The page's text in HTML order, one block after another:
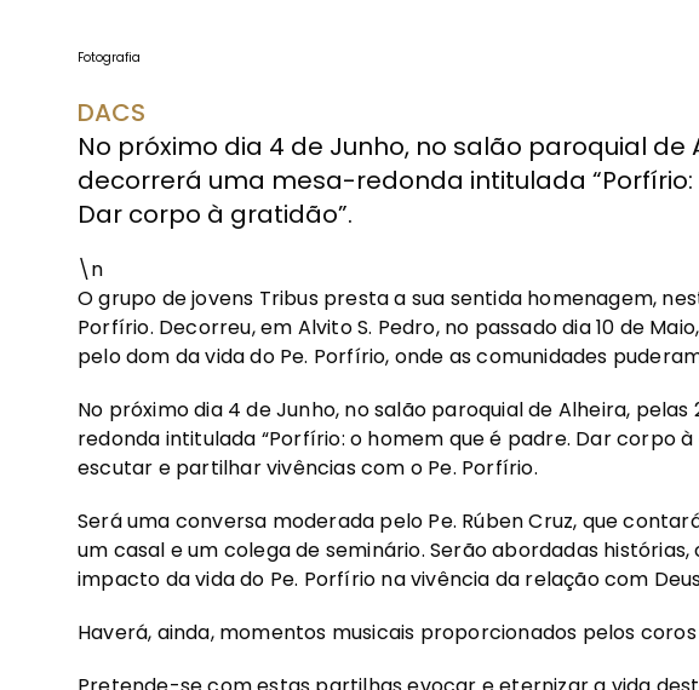
Fotografia
DACS
No próximo dia 4 de Junho, no salão paroquial de
decorrerá uma mesa-redonda intitulada
Dar corpo à gratidão”.
\n
O grupo de jovens Tribus presta a sua sentida homenagem,
Porfírio. Decorreu, em Alvito S. Pedro, no passado dia 10 de
pelo dom da vida do Pe. Porfírio, onde as comunidades
No próximo dia 4 de Junho, no salão paroquial de Alheira, pelas
redonda intitulada “Porfírio: o homem que é padre. Dar corpo
escutar e partilhar vivências com o Pe. Porfírio.
Será uma conversa moderada pelo Pe. Rúben Cruz, que
um casal e um colega de seminário. Serão abordadas
impacto da vida do Pe. Porfírio na vivência da relação com
Haverá, ainda, momentos musicais proporcionados pelos